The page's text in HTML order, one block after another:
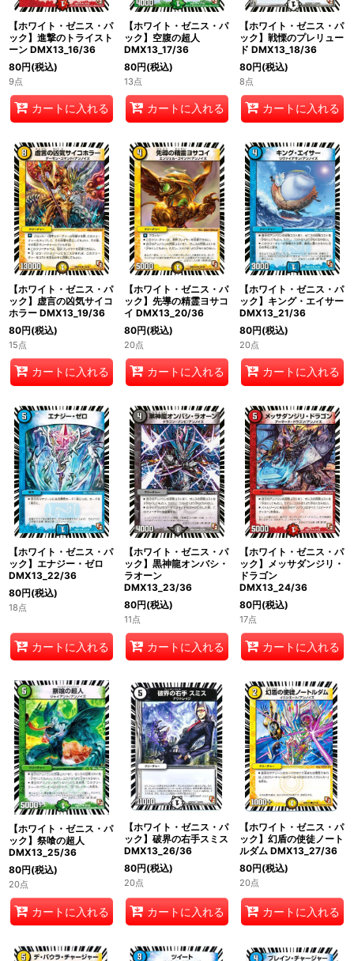
【ホワイト・ゼニス・パ
ック】進撃のトライスト
ーン DMX13_16/36
80円(税込)
9点
カートに入れる
【ホワイト・ゼニス・パ
ック】空腹の超人
DMX13_17/36
80円(税込)
13点
カートに入れる
【ホワイト・ゼニス・パ
ック】戦慄のプレリュー
ド DMX13_18/36
80円(税込)
8点
カートに入れる
【ホワイト・ゼニス・パ
ック】虚言の凶気サイコ
ホラー DMX13_19/36
80円(税込)
15点
カートに入れる
【ホワイト・ゼニス・パ
ック】先導の精霊ヨサコ
イ DMX13_20/36
80円(税込)
20点
カートに入れる
【ホワイト・ゼニス・パ
ック】キング・エイサー
DMX13_21/36
80円(税込)
20点
カートに入れる
【ホワイト・ゼニス・パ
ック】エナジー・ゼロ
DMX13_22/36
80円(税込)
18点
カートに入れる
【ホワイト・ゼニス・パ
ック】黒神龍オンバシ・
ラオーン
DMX13_23/36
80円(税込)
11点
カートに入れる
【ホワイト・ゼニス・パ
ック】メッサダンジリ・
ドラゴン
DMX13_24/36
80円(税込)
17点
カートに入れる
【ホワイト・ゼニス・パ
ック】祭喰の超人
DMX13_25/36
80円(税込)
20点
カートに入れる
【ホワイト・ゼニス・パ
ック】破界の右手スミス
DMX13_26/36
80円(税込)
20点
カートに入れる
【ホワイト・ゼニス・パ
ック】幻盾の使徒ノート
ルダム DMX13_27/36
80円(税込)
20点
カートに入れる